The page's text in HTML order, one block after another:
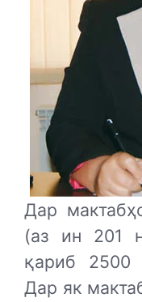
Дар
(аз ин 201
қариб 2500
Дар як